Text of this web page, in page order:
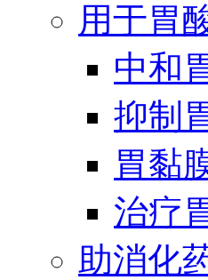
用于胃
中和
抑制
胃黏
治疗
助消化